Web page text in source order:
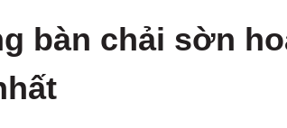
bàn chải sờn